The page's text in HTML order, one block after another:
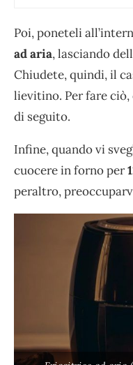
Poi, poneteli
ad aria, lasciando
Chiudete, quindi, il
lievitino. Per fare
di seguito.
Infine, quando vi
cuocere in forno per
peraltro,